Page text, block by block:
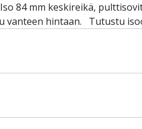
84 mm keskireikä,
vanteen hintaan. Tutustu